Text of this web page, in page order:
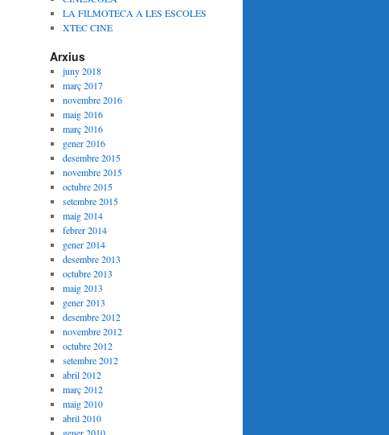
LA FILMOTECA A LES ESCOLES
XTEC CINE
Arxius
juny 2018
març 2017
novembre 2016
maig 2016
març 2016
gener 2016
desembre 2015
novembre 2015
octubre 2015
setembre 2015
maig 2014
febrer 2014
gener 2014
desembre 2013
octubre 2013
maig 2013
gener 2013
desembre 2012
novembre 2012
octubre 2012
setembre 2012
abril 2012
març 2012
maig 2010
abril 2010